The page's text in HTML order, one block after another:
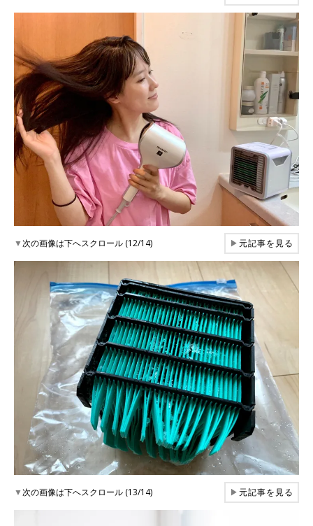
▼次の画像は下へスクロール (12/14) ▶元記事を見る
▼次の画像は下へスクロール (13/14) ▶元記事を見る